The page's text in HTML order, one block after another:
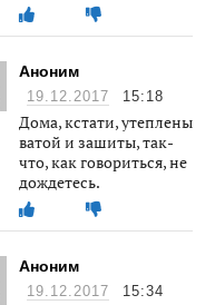
Аноним
19.12.2017 15:18
Дома, кстати, утеплены
ватой и зашиты, так-
что, как говориться, не
дождетесь.
Аноним
19.12.2017 15:34